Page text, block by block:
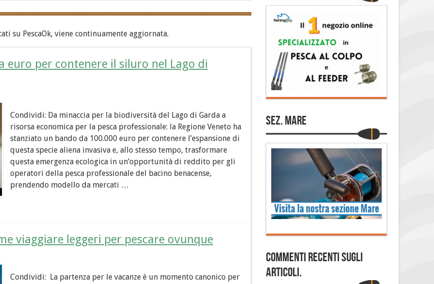
PescaOk, viene continuamente aggiornata.
euro per contenere il siluro nel Lago di
Condividi: Da minaccia per la biodiversità del Lago di Garda a
risorsa economica per la pesca professionale: la Regione Veneto ha
stanziato un bando da 100.000 euro per contenere l’espansione di
questa specie aliena invasiva e, allo stesso tempo, trasformare
questa emergenza ecologica in un’opportunità di reddito per gli
operatori della pesca professionale del bacino benacense,
prendendo modello da mercati …
viaggiare leggeri per pescare ovunque
Condividi: La partenza per le vacanze è un momento canonico per
Sez. Mare
Commenti Recenti sugli
articoli.